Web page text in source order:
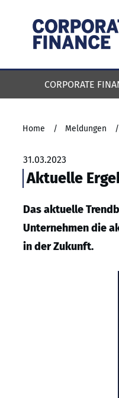
CORPORATE
Home / Meldungen /
31.03.2023
Aktuelle
Das aktuelle
Unternehmen die
in der Zukunft.